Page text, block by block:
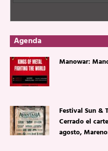
Agenda
Manowar:
Festival Sun &
Cerrado el
agosto,